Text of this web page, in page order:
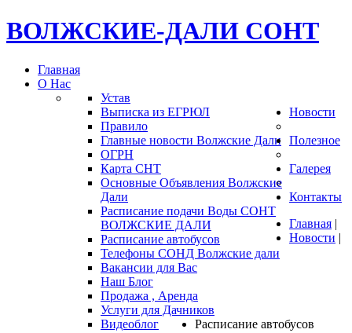
ВОЛЖСКИЕ-ДАЛИ СОНТ
Главная
О Нас
Устав
Выписка из ЕГРЮЛ
Правило
Главные новости Волжские Дали
ОГРН
Карта СНТ
Новости
Основные Объявления Волжские
Дали
Расписание подачи Воды СОНТ
ВОЛЖСКИЕ ДАЛИ
Расписание автобусов
Телефоны СОНД Волжские дали
Вакансии для Вас
Полезное
Наш Блог
Продажа , Аренда
Услуги для Дачников
Галерея
Видеоблог
Контакты
Главная |
Новости |
Расписание автобусов